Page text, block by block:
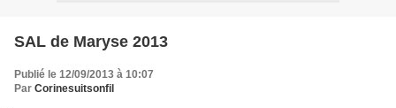
SAL de Maryse 2013
Publié le 12/09/2013 à 10:07
Par Corinesuitsonfil